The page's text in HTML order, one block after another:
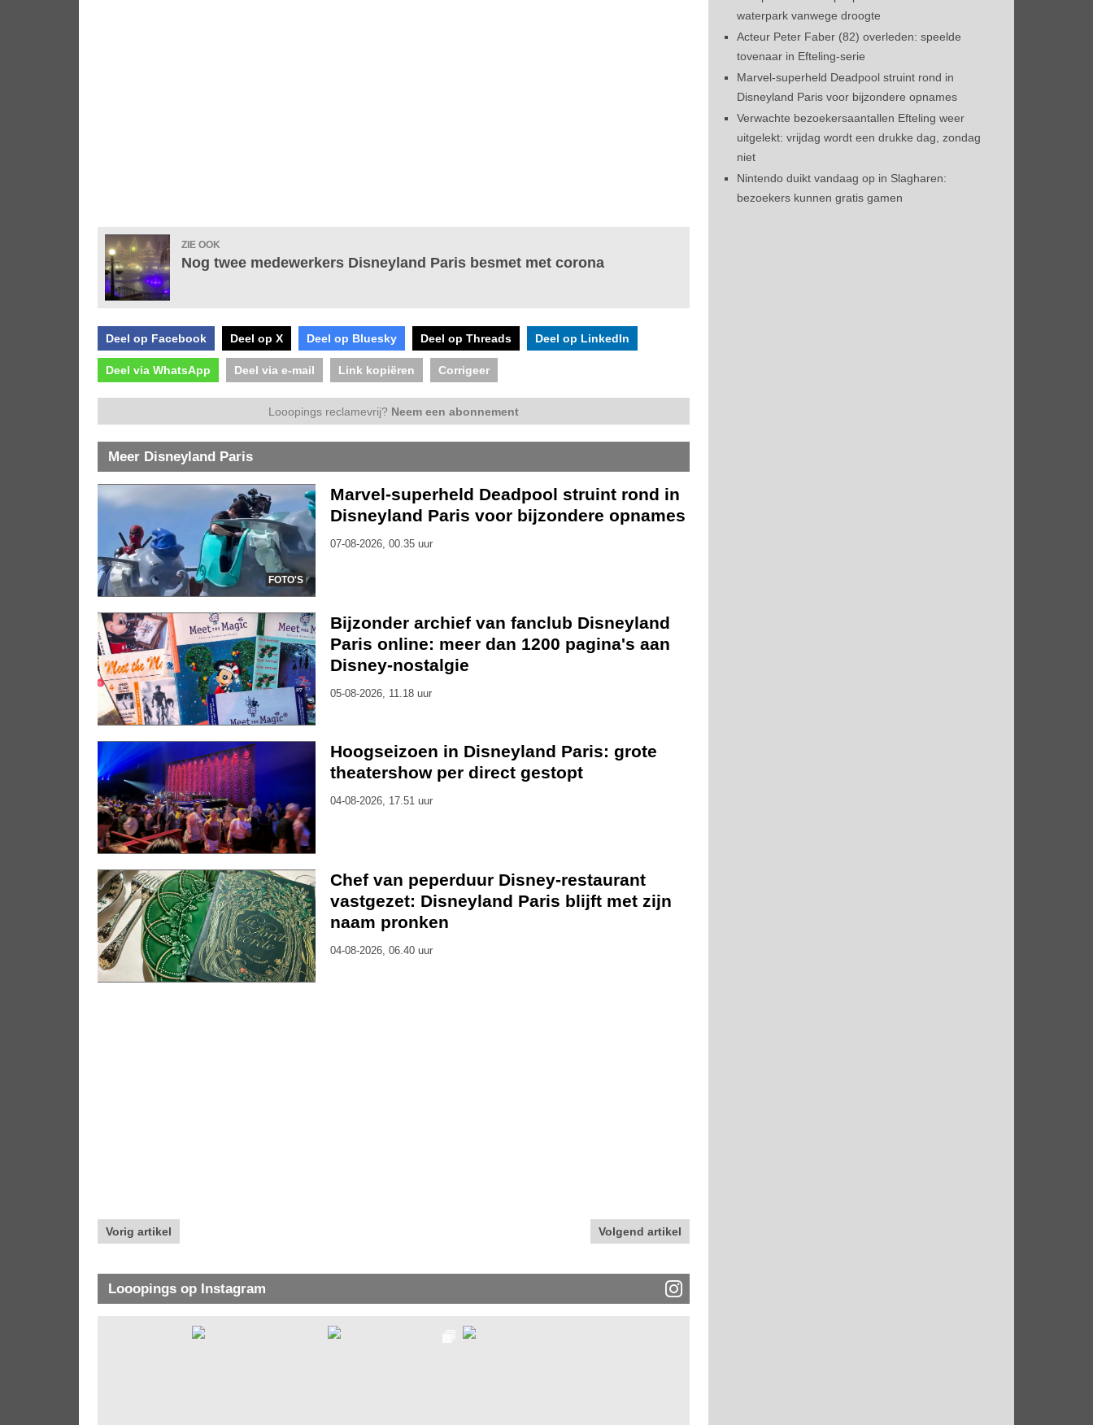
ZIE OOK
Nog twee medewerkers Disneyland Paris besmet met corona
Deel op Facebook Deel op X Deel op Bluesky Deel op Threads Deel op LinkedIn
Deel via WhatsApp Deel via e-mail Link kopiëren Corrigeer
Looopings reclamevrij? Neem een abonnement
Meer Disneyland Paris
FOTO'S
Marvel-superheld Deadpool struint rond in
Disneyland Paris voor bijzondere opnames
07-08-2026, 00.35 uur
Bijzonder archief van fanclub Disneyland
Paris online: meer dan 1200 pagina's aan
Disney-nostalgie
05-08-2026, 11.18 uur
Hoogseizoen in Disneyland Paris: grote
theatershow per direct gestopt
04-08-2026, 17.51 uur
Chef van peperduur Disney-restaurant
vastgezet: Disneyland Paris blijft met zijn
naam pronken
04-08-2026, 06.40 uur
Vorig artikel Volgend artikel
Looopings op Instagram
waterpark vanwege droogte
Acteur Peter Faber (82) overleden: speelde
tovenaar in Efteling-serie
Marvel-superheld Deadpool struint rond in
Disneyland Paris voor bijzondere opnames
Verwachte bezoekersaantallen Efteling weer
uitgelekt: vrijdag wordt een drukke dag, zondag
niet
Nintendo duikt vandaag op in Slagharen:
bezoekers kunnen gratis gamen